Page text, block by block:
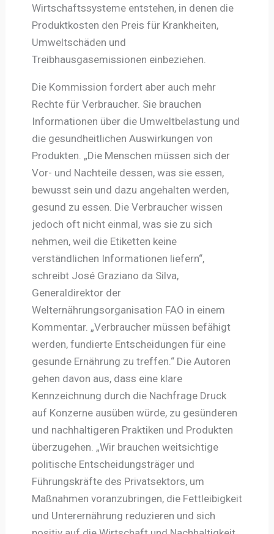
Wirtschaftssysteme entstehen, in denen die
Produktkosten den Preis für Krankheiten,
Umweltschäden und
Treibhausgasemissionen einbeziehen.
Die Kommission fordert aber auch mehr
Rechte für Verbraucher. Sie brauchen
Informationen über die Umweltbelastung und
die gesundheitlichen Auswirkungen von
Produkten. „Die Menschen müssen sich der
Vor- und Nachteile dessen, was sie essen,
bewusst sein und dazu angehalten werden,
gesund zu essen. Die Verbraucher wissen
jedoch oft nicht einmal, was sie zu sich
nehmen, weil die Etiketten keine
verständlichen Informationen liefern“,
schreibt José Graziano da Silva,
Generaldirektor der
Welternährungsorganisation FAO in einem
Kommentar. „Verbraucher müssen befähigt
werden, fundierte Entscheidungen für eine
gesunde Ernährung zu treffen.“ Die Autoren
gehen davon aus, dass eine klare
Kennzeichnung durch die Nachfrage Druck
auf Konzerne ausüben würde, zu gesünderen
und nachhaltigeren Praktiken und Produkten
überzugehen. „Wir brauchen weitsichtige
politische Entscheidungsträger und
Führungskräfte des Privatsektors, um
Maßnahmen voranzubringen, die Fettleibigkeit
und Unterernährung reduzieren und sich